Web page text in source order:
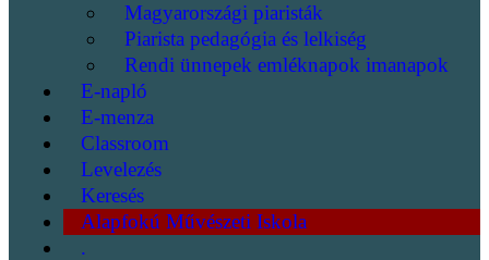
Magyarországi piaristák
Piarista pedagógia és lelkiség
Rendi ünnepek emléknapok imanapok
E-napló
E-menza
Classroom
Levelezés
Keresés
Alapfokú Művészeti Iskola
.